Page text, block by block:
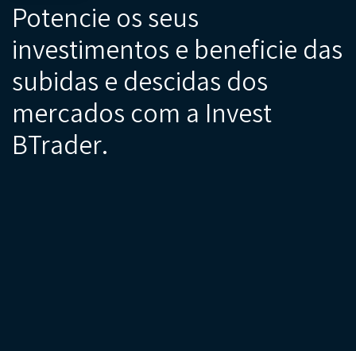
Potencie os seus
investimentos e beneficie das
subidas e descidas dos
mercados com a Invest
BTrader.